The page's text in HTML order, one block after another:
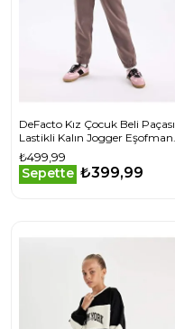
DeFacto Kız Çocuk Beli Paçası
Lastikli Kalın Jogger Eşofman
Altı
₺499,99
Sepette ₺399,99